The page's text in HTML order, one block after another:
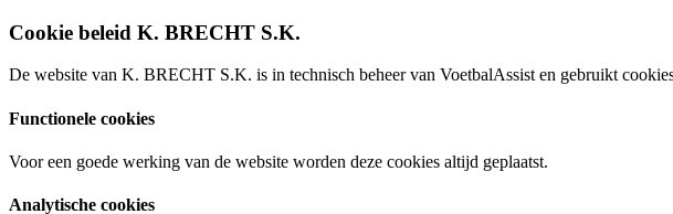
Cookie beleid K. BRECHT S.K.
De website van K. BRECHT S.K. is in technisch beheer van VoetbalAssist en gebruikt
Functionele cookies
Voor een goede werking van de website worden deze cookies altijd geplaatst.
Analytische cookies